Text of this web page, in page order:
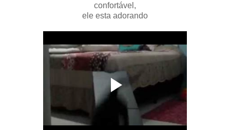
confortável,
ele esta adorando